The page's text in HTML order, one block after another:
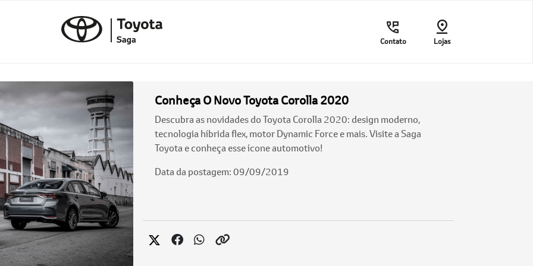
Contato Lojas
Conheça O Novo Toyota Corolla 2020
Descubra as novidades do Toyota Corolla 2020: design moderno,
tecnologia híbrida flex, motor Dynamic Force e mais. Visite a Saga
Toyota e conheça esse ícone automotivo!
Data da postagem: 09/09/2019